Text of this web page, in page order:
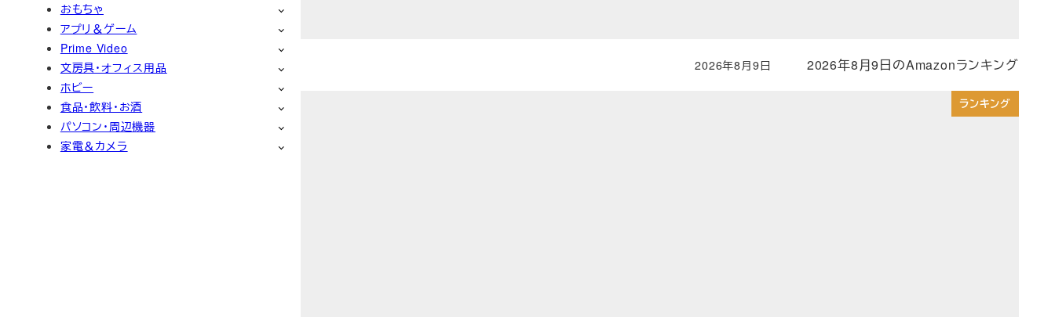
2026年8月9日のAmazonランキング
投稿日
2026年8月9日
ランキング
おもちゃ
アプリ＆ゲーム
Prime Video
文房具・オフィス用品
ホビー
食品・飲料・お酒
パソコン・周辺機器
家電＆カメラ